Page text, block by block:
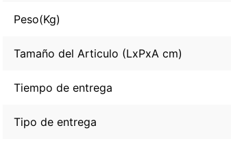
Peso(Kg)
Tamaño del Articulo (LxPxA cm)
Tiempo de entrega
Tipo de entrega